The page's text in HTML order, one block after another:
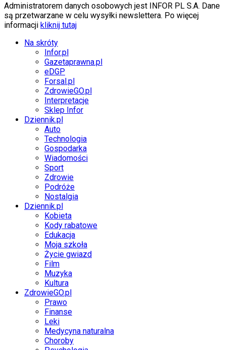
Administratorem danych osobowych jest INFOR PL S.A. Dane
są przetwarzane w celu wysyłki newslettera. Po więcej
informacji kliknij tutaj
Na skróty
Infor.pl
Gazetaprawna.pl
eDGP
Forsal.pl
ZdrowieGO.pl
Interpretacje
Sklep Infor
Dziennik.pl
Auto
Technologia
Gospodarka
Wiadomości
Sport
Zdrowie
Podróże
Nostalgia
Dziennik.pl
Kobieta
Kody rabatowe
Edukacja
Moja szkoła
Życie gwiazd
Film
Muzyka
Kultura
ZdrowieGO.pl
Prawo
Finanse
Leki
Medycyna naturalna
Choroby